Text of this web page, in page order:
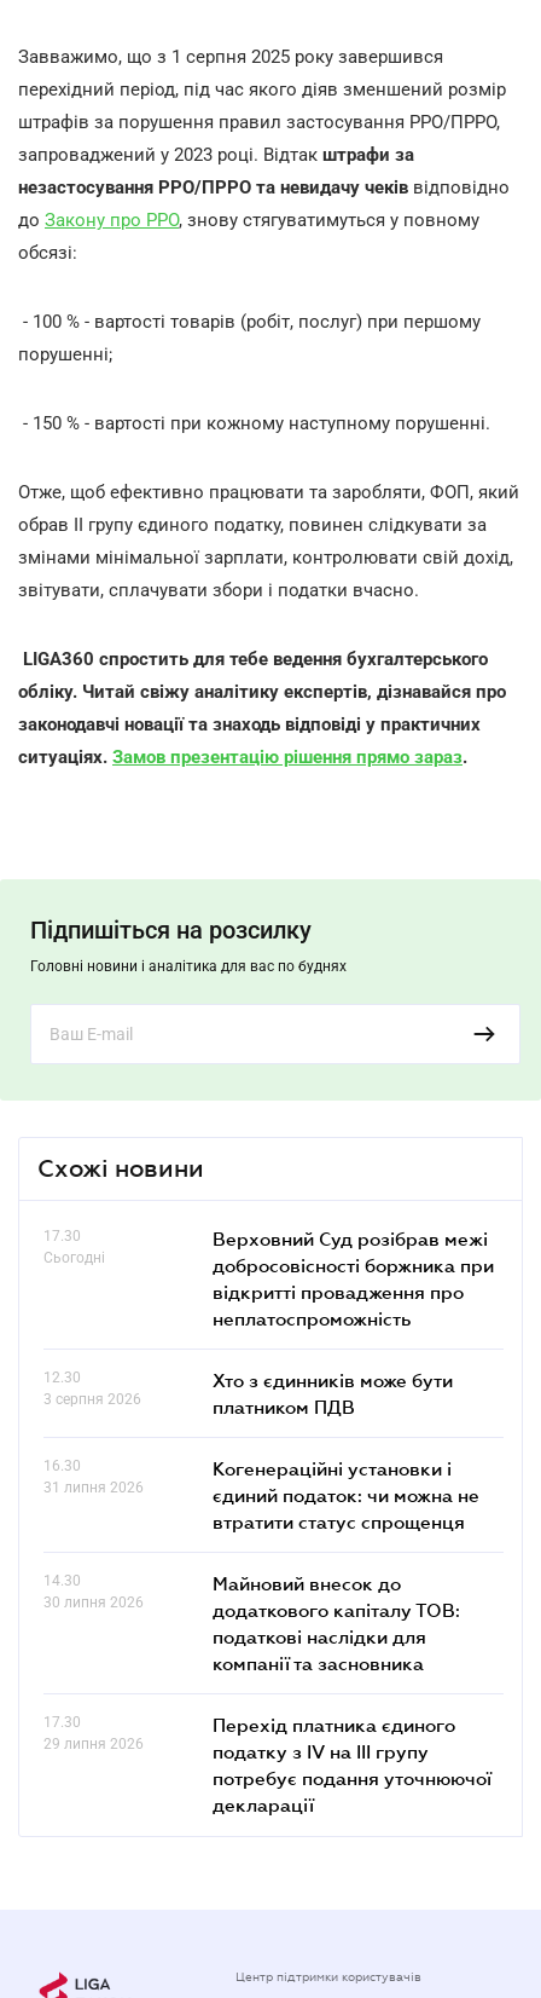
Завважимо, що з 1 серпня 2025 року завершився
перехідний період, під час якого діяв зменшений розмір
штрафів за порушення правил застосування РРО/ПРРО,
запроваджений у 2023 році. Відтак штрафи за
незастосування РРО/ПРРО та невидачу чеків відповідно
до Закону про РРО, знову стягуватимуться у повному
обсязі:
- 100 % - вартості товарів (робіт, послуг) при першому
порушенні;
- 150 % - вартості при кожному наступному порушенні.
Отже, щоб ефективно працювати та заробляти, ФОП, який
обрав ІІ групу єдиного податку, повинен слідкувати за
змінами мінімальної зарплати, контролювати свій дохід,
звітувати, сплачувати збори і податки вчасно.
LIGA360 спростить для тебе ведення бухгалтерського
обліку. Читай свіжу аналітику експертів, дізнавайся про
законодавчі новації та знаходь відповіді у практичних
ситуаціях. Замов презентацію рішення прямо зараз.
Підпишіться на розсилку
Головні новини і аналітика для вас по буднях
Схожі новини
17.30
Сьогодні
Верховний Суд розібрав межі
добросовісності боржника при
відкритті провадження про
неплатоспроможність
12.30
3 серпня 2026
Хто з єдинників може бути
платником ПДВ
16.30
31 липня 2026
Когенераційні установки і
єдиний податок: чи можна не
втратити статус спрощенця
14.30
30 липня 2026
Майновий внесок до
додаткового капіталу ТОВ:
податкові наслідки для
компанії та засновника
17.30
29 липня 2026
Перехід платника єдиного
податку з IV на III групу
потребує подання уточнюючої
декларації
Центр підтримки користувачів